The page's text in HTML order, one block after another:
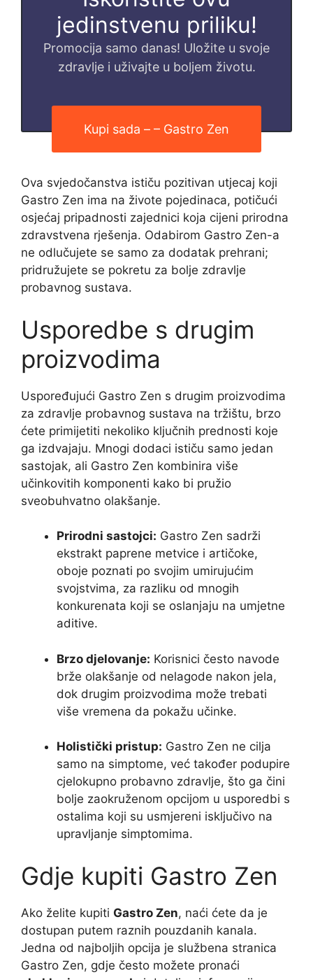
jedinstvenu priliku!
Promocija samo danas! Uložite u svoje
zdravlje i uživajte u boljem životu.
Kupi sada – – Gastro Zen
Ova svjedočanstva ističu pozitivan utjecaj koji
Gastro Zen ima na živote pojedinaca, potičući
osjećaj pripadnosti zajednici koja cijeni prirodna
zdravstvena rješenja. Odabirom Gastro Zen-a
ne odlučujete se samo za dodatak prehrani;
pridružujete se pokretu za bolje zdravlje
probavnog sustava.
Usporedbe s drugim
proizvodima
Uspoređujući Gastro Zen s drugim proizvodima
za zdravlje probavnog sustava na tržištu, brzo
ćete primijetiti nekoliko ključnih prednosti koje
ga izdvajaju. Mnogi dodaci ističu samo jedan
sastojak, ali Gastro Zen kombinira više
učinkovitih komponenti kako bi pružio
sveobuhvatno olakšanje.
Prirodni sastojci: Gastro Zen sadrži
ekstrakt paprene metvice i artičoke,
oboje poznati po svojim umirujućim
svojstvima, za razliku od mnogih
konkurenata koji se oslanjaju na umjetne
aditive.
Brzo djelovanje: Korisnici često navode
brže olakšanje od nelagode nakon jela,
dok drugim proizvodima može trebati
više vremena da pokažu učinke.
Holistički pristup: Gastro Zen ne cilja
samo na simptome, već također podupire
cjelokupno probavno zdravlje, što ga čini
bolje zaokruženom opcijom u usporedbi s
ostalima koji su usmjereni isključivo na
upravljanje simptomima.
Gdje kupiti Gastro Zen
Ako želite kupiti Gastro Zen, naći ćete da je
dostupan putem raznih pouzdanih kanala.
Jedna od najboljih opcija je službena stranica
Gastro Zen, gdje često možete pronaći